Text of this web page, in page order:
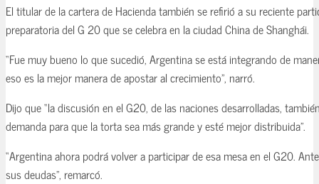
El titular de la cartera de Hacienda también se refirió a su reciente
preparatoria del G 20 que se celebra en la ciudad China de Shanghái.
“Fue muy bueno lo que sucedió, Argentina se está integrando de
eso es la mejor manera de apostar al crecimiento”, narró.
Dijo que “la discusión en el G20, de las naciones desarrolladas,
demanda para que la torta sea más grande y esté mejor distribuida”.
“Argentina ahora podrá volver a participar de esa mesa en el G20.
sus deudas”, remarcó.